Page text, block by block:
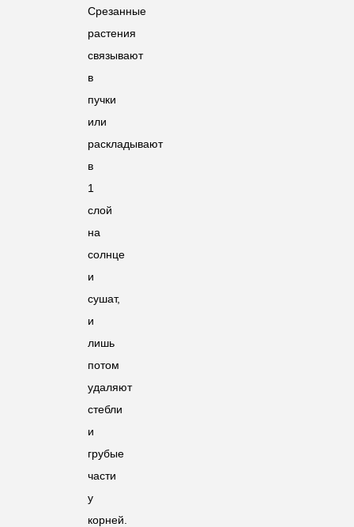
Срезанные
растения
связывают
в
пучки
или
раскладывают
в
1
слой
на
солнце
и
сушат,
и
лишь
потом
удаляют
стебли
и
грубые
части
у
корней.